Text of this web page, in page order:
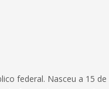
federal. Nasceu a 15 de